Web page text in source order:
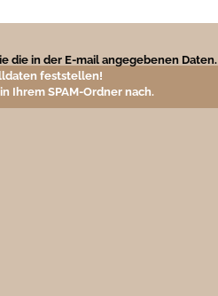
die in der E-mail angegebenen Daten.
feststellen!
Ihrem SPAM-Ordner nach.